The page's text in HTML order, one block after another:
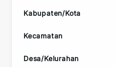
Kabupaten/Kota
Kecamatan
Desa/Kelurahan